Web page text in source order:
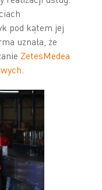
pod kątem jej
uznała, że
ZetesMedea
.